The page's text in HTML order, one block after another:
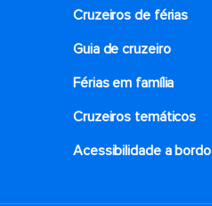
Cruzeiros de férias
Guia de cruzeiro
Férias em família
Cruzeiros temáticos
Acessibilidade a bordo